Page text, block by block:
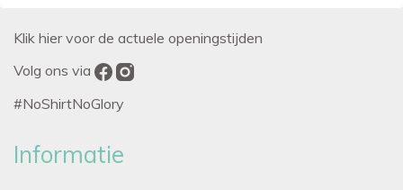
Klik hier voor de actuele openingstijden
Volg ons via
#NoShirtNoGlory
Informatie